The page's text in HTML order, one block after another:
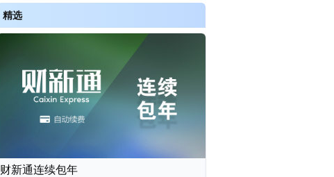
精选
财新通连续包年